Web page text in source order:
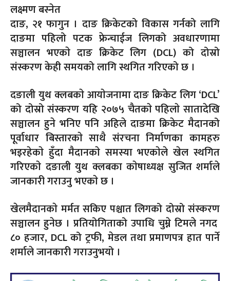
लक्ष्मण बस्नेत
दाङ, २१ फागुन । दाङ क्रिकेटको विकास गर्नको लागि
दाङमा पहिलो पटक फ्रेन्चाईज लिगको अवधारणामा
सञ्चालन भएकाे दाङ क्रिकेट लिग (DCL) को दोस्रो
संस्करण केही समयको लागि स्थगित गरिएको छ ।
दङाली युथ क्लबकाे आयाेजनामा दाङ क्रिकेट लिग ‘DCL’
को दोस्रो संस्करण यहि २०७५ चैतकाे पहिलाे सातादेखि
सञ्चालन हुने भनिए पनि अहिले दाङमा क्रिकेट मैदानको
पूर्वाधार बिस्तारकाे साथै संरचना निर्माणका कामहरु
भइरहेकाे हुँदा मैदानकाे समस्या भएकाेले खेल स्थगित
गरिएकाे दङाली युथ क्लबका काेषाध्यक्ष सुजित शर्माले
जानकारी गराउनु भएकाे छ ।
खेलमैदानकाे मर्मत सकिए पश्चात लिगको दोस्रो संस्करण
सञ्चालन हुनेछ । प्रतियोगिताको उपाधि चुम्ने टिमले नगद
८० हजार, DCL को ट्रफी, मेडल तथा प्रमाणपत्र हात पार्ने
शर्माले जानकारी गराउनुभयो ।